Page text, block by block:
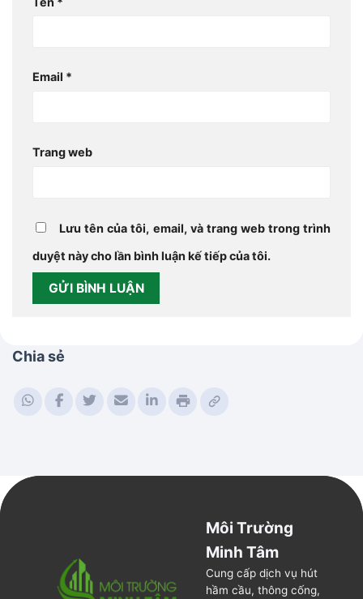
Chia sẻ
Email *
Trang web
Lưu tên của tôi, email, và trang web trong trình
duyệt này cho lần bình luận kế tiếp của tôi.
Môi Trường
Minh Tâm
Cung cấp dịch vụ hút
hầm cầu, thông cống,